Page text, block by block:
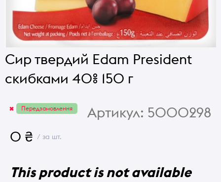
Сир твердий Edam President
скибками 40% 150 г
Передзамовлення Артикул: 5000298
0 ₴ / за шт.
This product is not available